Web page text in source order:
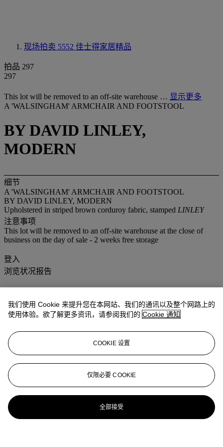
现场拍卖 5552 佳士得家居精品
拍品 297
297
This lot will be removed to an off-site warehouse … 显示更多
A 'WALSINGHAM' ARMCHAIR AND FOOTSTOOL
BY DAVID LINLEY,
MODERN
细节
A 'WALSINGHAM' ARMCHAIR AND FOOTSTOOL
BY DAVID LINLEY, MODERN
Upholstered in striped brown corduroy fabric, stamped LINLEY
注意事项
This lot will be removed to an off-site warehouse at the close of
business on the day of sale - 2 weeks free storage
登入
浏览状况报告
查看全部
查看全部
我们使用 Cookie 来提升您在本网站、我们的通讯以及整个网路上的
使用体验。欲了解更多资讯，请参阅我们的 Cookie 通知
COOKIE 设置
仅限必要 COOKIE
全部接受